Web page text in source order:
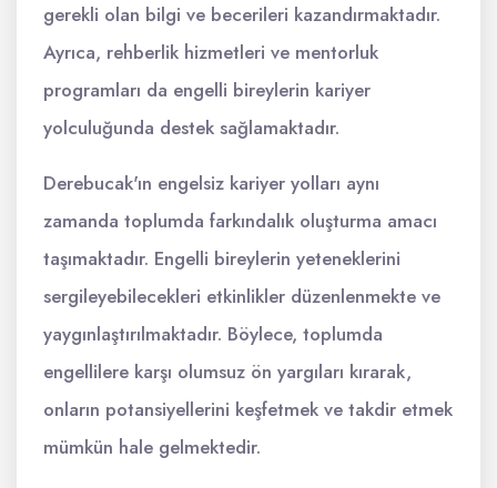
gerekli olan bilgi ve becerileri kazandırmaktadır.
Ayrıca, rehberlik hizmetleri ve mentorluk
programları da engelli bireylerin kariyer
yolculuğunda destek sağlamaktadır.
Derebucak'ın engelsiz kariyer yolları aynı
zamanda toplumda farkındalık oluşturma amacı
taşımaktadır. Engelli bireylerin yeteneklerini
sergileyebilecekleri etkinlikler düzenlenmekte ve
yaygınlaştırılmaktadır. Böylece, toplumda
engellilere karşı olumsuz ön yargıları kırarak,
onların potansiyellerini keşfetmek ve takdir etmek
mümkün hale gelmektedir.